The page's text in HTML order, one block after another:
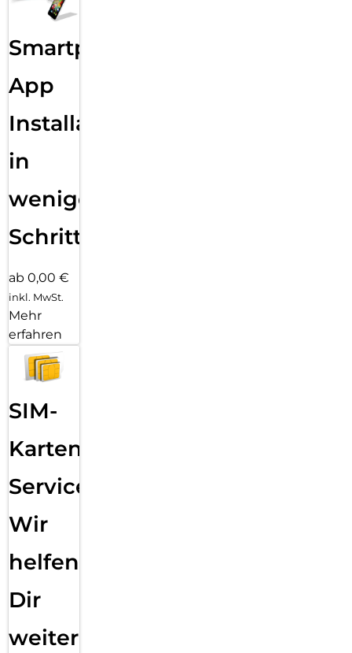
Smartphone
App
Installation
in
wenigen
Schritten
ab 0,00 €
inkl. MwSt.
Mehr
erfahren
SIM-
Karten
Service:
Wir
helfen
Dir
weiter